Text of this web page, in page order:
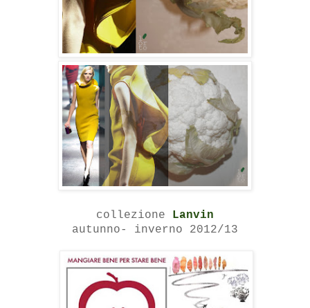
collezione Lanvin
autunno- inverno 2012/13